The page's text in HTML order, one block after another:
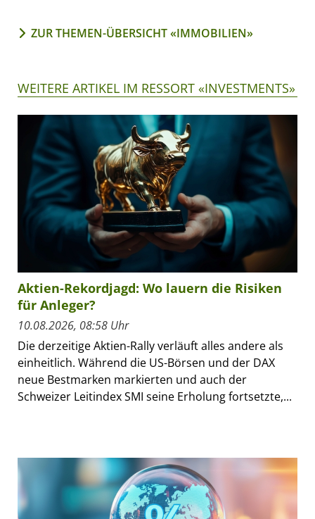
ZUR THEMEN-ÜBERSICHT «IMMOBILIEN»
WEITERE ARTIKEL IM RESSORT «INVESTMENTS»
Aktien-Rekordjagd: Wo lauern die Risiken
für Anleger?
10.08.2026, 08:58 Uhr
Die derzeitige Aktien-Rally verläuft alles andere als
einheitlich. Während die US-Börsen und der DAX
neue Bestmarken markierten und auch der
Schweizer Leitindex SMI seine Erholung fortsetzte,...